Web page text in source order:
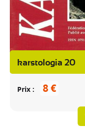
karstologia 20
Prix 8 €